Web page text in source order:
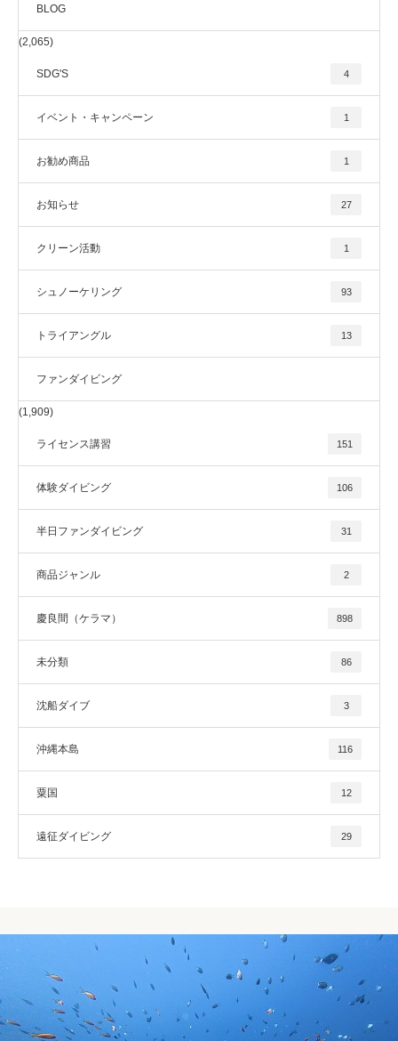
BLOG
(2,065)
SDG'S 4
イベント・キャンペーン 1
お勧め商品 1
お知らせ 27
クリーン活動 1
シュノーケリング 93
トライアングル 13
ファンダイビング
(1,909)
ライセンス講習 151
体験ダイビング 106
半日ファンダイビング 31
商品ジャンル 2
慶良間（ケラマ） 898
未分類 86
沈船ダイブ 3
沖縄本島 116
粟国 12
遠征ダイビング 29